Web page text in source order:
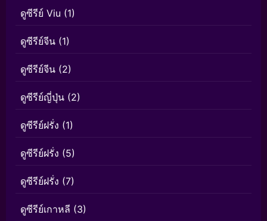
ดูซีรีย์ Viu (1)
ดูซีรีย์จีน (1)
ดูซีรีย์จีน (2)
ดูซีรีย์ญี่ปุ่น (2)
ดูซีรีย์ฝรั่ง (1)
ดูซีรีย์ฝรั่ง (5)
ดูซีรีย์ฝรั่ง (7)
ดูซีรีย์เกาหลี (3)